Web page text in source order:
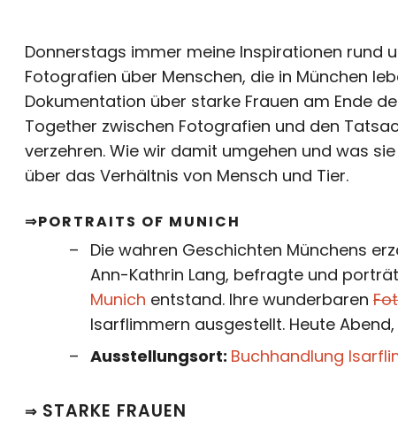
Donnerstags immer meine Inspirationen rund
Fotografien über Menschen, die in München
Dokumentation über starke Frauen am Ende
Together zwischen Fotografien und den
verzehren. Wie wir damit umgehen und was
über das Verhältnis von Mensch und Tier.
⇒PORTRAITS OF MUNICH
Die wahren Geschichten Münchens
Ann-Kathrin Lang, befragte und
Munich entstand. Ihre wunderbaren
Isarflimmern ausgestellt. Heute
Ausstellungsort: Buchhandlung
⇒ STARKE FRAUEN